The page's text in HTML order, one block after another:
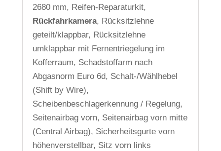
2680 mm, Reifen-Reparaturkit,
Rückfahrkamera, Rücksitzlehne
geteilt/klappbar, Rücksitzlehne
umklappbar mit Fernentriegelung im
Kofferraum, Schadstoffarm nach
Abgasnorm Euro 6d, Schalt-/Wählhebel
(Shift by Wire),
Scheibenbeschlagerkennung / Regelung,
Seitenairbag vorn, Seitenairbag vorn mitte
(Central Airbag), Sicherheitsgurte vorn
höhenverstellbar, Sitz vorn links